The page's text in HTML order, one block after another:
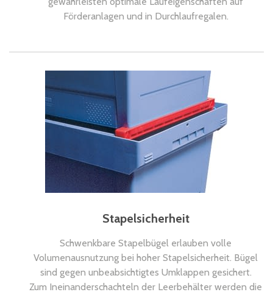
Förderanlagen und in Durchlaufregalen.
Stapelsicherheit
Schwenkbare Stapelbügel erlauben volle
Volumenausnutzung bei hoher Stapelsicherheit. Bügel
sind gegen unbeabsichtigtes Umklappen gesichert.
Zum Ineinanderschachteln der Leerbehälter werden die